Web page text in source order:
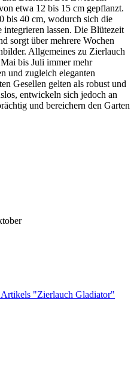
etwa 12 bis 15 cm gepflanzt.
bis 40 cm, wodurch sich die
integrieren lassen. Die Blütezeit
sorgt über mehrere Wochen
Allgemeines zu Zierlauch
bis Juli immer mehr
und zugleich eleganten
Gesellen gelten als robust und
entwickeln sich jedoch an
und bereichern den Garten